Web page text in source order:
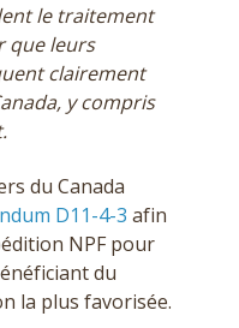
le traitement
que leurs
clairement
y compris
du Canada
D11-4-3 afin
NPF pour
du
la plus favorisée.